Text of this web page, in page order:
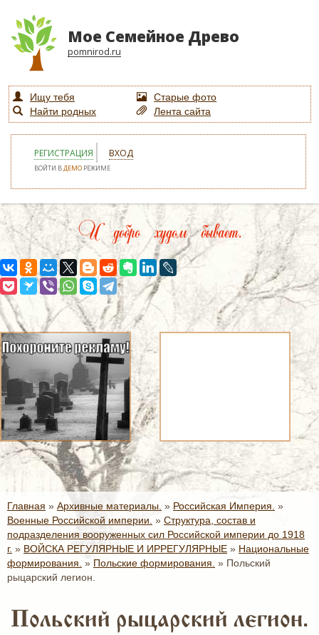
Мое Семейное Древо
pomnirod.ru
Ищу тебя
Старые фото
Найти родных
Лента сайта
РЕГИСТРАЦИЯ ВХОД
ВОЙТИ ВДЕМО РЕЖИМЕ
И добро худом бывает.
Главная » Архивные материалы. » Российская Империя. »
Военные Российской империи. » Структура, состав и
подразделения вооруженных сил Российской империи до 1918
г. » ВОЙСКА РЕГУЛЯРНЫЕ И ИРРЕГУЛЯРНЫЕ » Национальные
формирования. » Польские формирования. » Польский
рыцарский легион.
Польский рыцарский легион.